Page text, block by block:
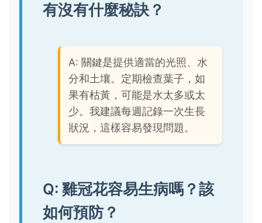
有沒有什麼秘訣？
A: 關鍵是提供適當的光照、水
分和土壤。定期檢查葉子，如
果有枯黃，可能是水太多或太
少。我建議每週記錄一次生長
狀況，這樣容易發現問題。
Q: 雞冠花容易生病嗎？該
如何預防？